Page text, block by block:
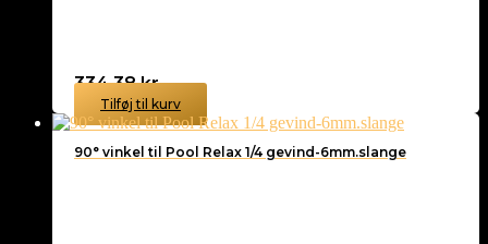
334,38kr.
Tilføj til kurv
90° vinkel til Pool Relax 1/4 gevind-6mm.slange